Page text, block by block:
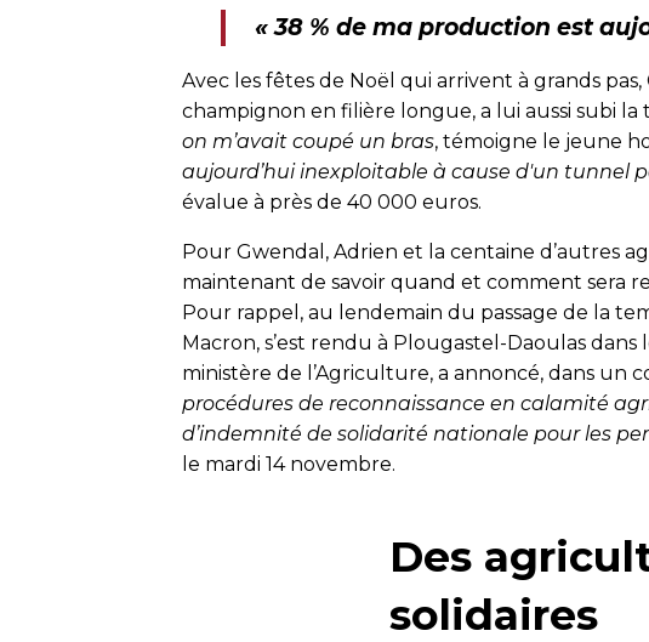
« 38 % de ma production est
Avec les fêtes de Noël qui arrivent à grands
champignon en filière longue, a lui aussi subi
on m’avait coupé un bras, témoigne le jeune
aujourd’hui inexploitable à cause d'un tunnel
évalue à près de 40 000 euros.
Pour Gwendal, Adrien et la centaine d’autres
maintenant de savoir quand et comment sera
Pour rappel, au lendemain du passage de la
Macron, s’est rendu à Plougastel-Daoulas
ministère de l’Agriculture, a annoncé, dans un
procédures de reconnaissance en calamité
d’indemnité de solidarité nationale pour les
le mardi 14 novembre.
Des
solidaires